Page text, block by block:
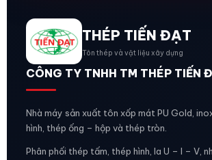
THÉP TIẾN ĐẠT
Tôn thép và vật liệu xây dựng
CÔNG TY TNHH TM THÉP TIẾN
Nhà máy sản xuất tôn xốp mát PU Gold,
hình, thép ống – hộp và thép tròn.
Phân phối thép tấm, thép hình, la U – I – V,